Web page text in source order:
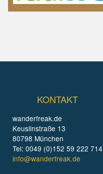
KONTAKT
wanderfreak.de
Keuslinstraße 13
80798 München
Tel: 0049 (0)152 59 222 714
info@wanderfreak.de